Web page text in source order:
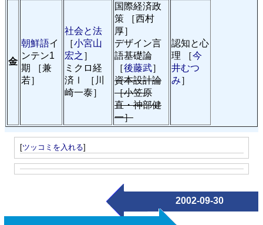
金
朝鮮語イ
ンテン1
期 ［兼
若］
社会と法
［小宮山
宏之 ］
ミクロ経
済Ⅰ ［川
崎一泰］
国際経済政
策 ［西村
厚］
デザイン言
語基礎論
［後藤武］
資本設計論
［小笠原
直・神部健
一］
認知と心
理 ［今
井むつ
み］
[ツッコミを入れる]
2002-09-30